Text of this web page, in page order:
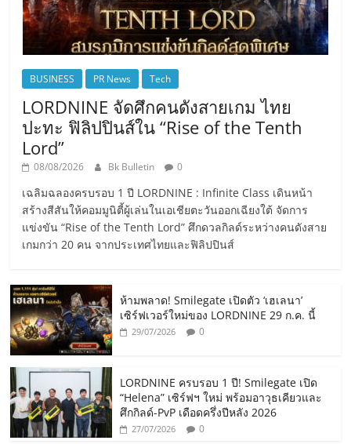
BUSINESS PR News Tech
LORDNINE จัดศึกคนดังสายเกม ไทย
ปะทะ ฟิลิปปินส์ใน “Rise of the Tenth
Lord”
08/08/2026 Bk Bulletin 0
เฉลิมฉลองครบรอบ 1 ปี LORDNINE : Infinite Class เดินหน้า
สร้างสีสันให้คอมมูนิตี้ผู้เล่นในเอเชียตะวันออกเฉียงใต้ จัดการ
แข่งขัน “Rise of the Tenth Lord” ศึกดวลกิลด์ระหว่างคนดังสาย
เกมกว่า 20 คน จากประเทศไทยและฟิลิปปินส์
ห้ามพลาด! Smilegate เปิดตัว ‘เฮเลนา’
เซิร์ฟเวอร์ใหม่ของ LORDNINE 29 ก.ค. นี้
29/07/2026 0
LORDNINE ครบรอบ 1 ปี! Smilegate เปิด
“Helena” เซิร์ฟฯ ใหม่ พร้อมอาวุธเคียวและ
ศึกกิลด์-PvP เดือดครึ่งปีหลัง 2026
27/07/2026 0